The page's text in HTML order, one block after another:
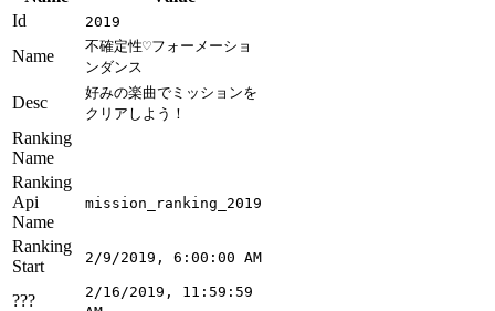
Id
2019
Name
不確定性♡フォーメーショ
ンダンス
Desc
好みの楽曲でミッションを
クリアしよう！
Ranking
Name
Ranking
Api
Name
mission_ranking_2019
Ranking
Start
2/9/2019, 6:00:00 AM
???
2/16/2019, 11:59:59